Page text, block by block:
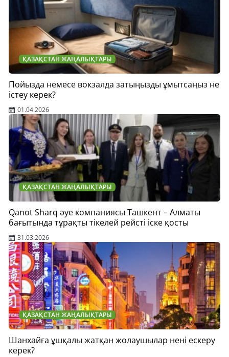
ҚАЗАҚСТАН ЖАҢАЛЫҚТАРЫ
Пойызда немесе вокзалда затыңызды ұмытсаңыз не
істеу керек?
01.04.2026
ҚАЗАҚСТАН ЖАҢАЛЫҚТАРЫ
Qanot Sharq әуе компаниясы Ташкент – Алматы
бағытында тұрақты тікелей рейсті іске қосты
31.03.2026
ҚАЗАҚСТАН ЖАҢАЛЫҚТАРЫ
Шанхайға ұшқалы жатқан жолаушылар нені ескеру
керек?